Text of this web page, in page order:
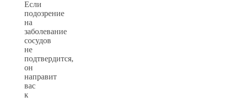
Если
подозрение
на
заболевание
сосудов
не
подтвердится,
он
направит
вас
к